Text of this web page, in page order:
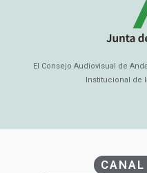
El Consejo Audiovisual de
Institucional de